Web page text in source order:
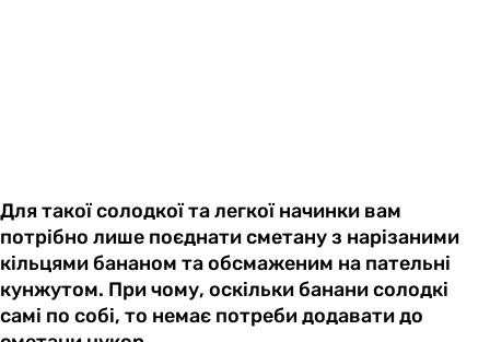
Для такої солодкої та легкої начинки вам
потрібно лише поєднати сметану з нарізаними
кільцями бананом та обсмаженим на пательні
кунжутом. При чому, оскільки банани солодкі
самі по собі, то немає потреби додавати до